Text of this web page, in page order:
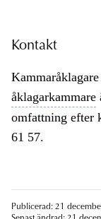
Kontakt
åklagarkammare
omfattning efter
61 57.
Publicerad: 21